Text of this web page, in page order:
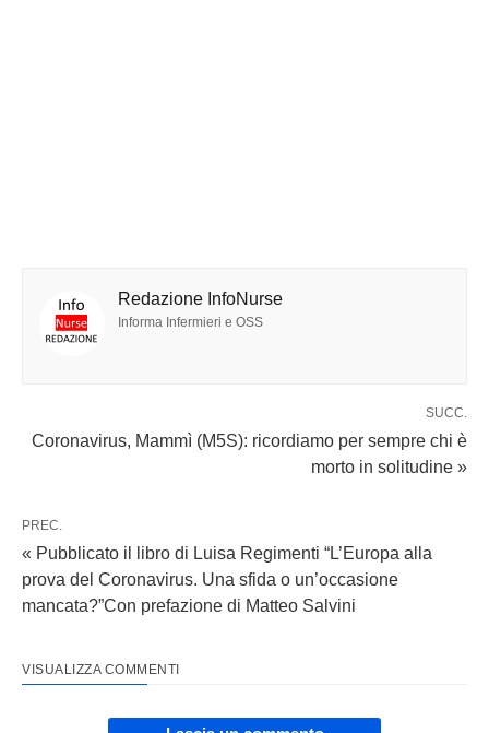
Redazione InfoNurse
Informa Infermieri e OSS
SUCC.
Coronavirus, Mammì (M5S): ricordiamo per sempre chi è
morto in solitudine »
PREC.
« Pubblicato il libro di Luisa Regimenti “L’Europa alla
prova del Coronavirus. Una sfida o un’occasione
mancata?”Con prefazione di Matteo Salvini
VISUALIZZA COMMENTI